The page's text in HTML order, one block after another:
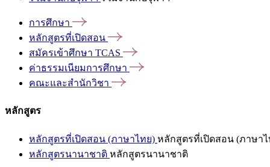
การศึกษา
หลักสูตรที่เปิดสอน
สมัครเข้าศึกษา TCAS
ค่าธรรมเนียมการศึกษา
คณะและสำนักวิชา
หลักสูตร
หลักสูตรที่เปิดสอน (ภาษาไทย) หลักสูตรที่เปิดสอน (ภาษาไ
หลักสูตรนานาชาติ หลักสูตรนานาชาติ